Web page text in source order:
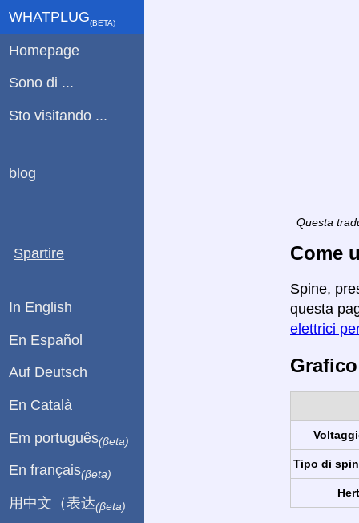
Questa
Come
Spine,
questa
elettrici
Tipo di
WHATPLUG(ΒETA)
Homepage
Sono di ...
Sto visitando ...
blog
Spartire
In English
En Español
Auf Deutsch
En Català
Em português(βeta)
En français(βeta)
用中文（表达(βeta)